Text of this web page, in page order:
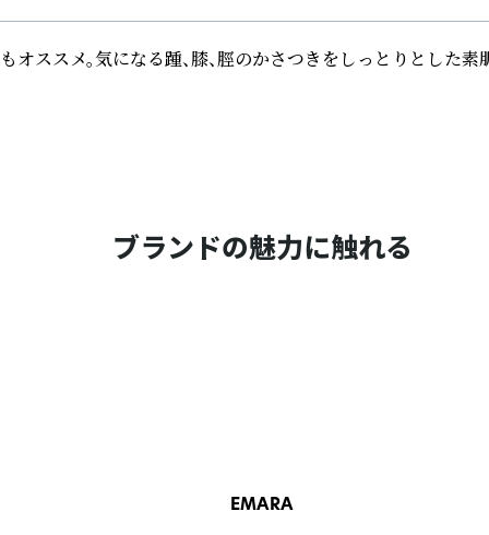
スメ。気になる踵、膝、脛のかさつきをしっとりとし
ブランドの魅力に触れる
EMARA